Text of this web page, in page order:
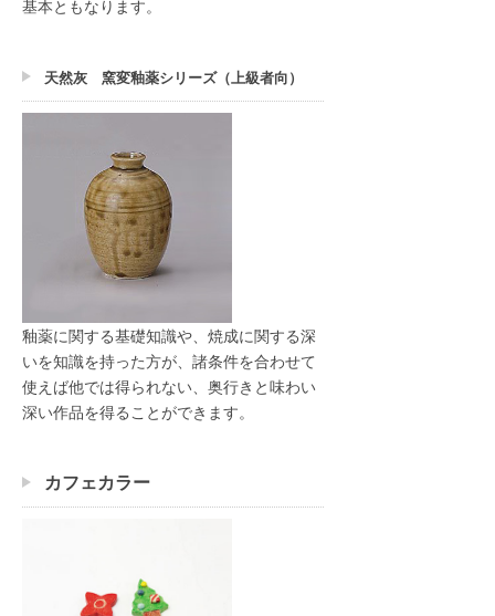
基本ともなります。
天然灰 窯変釉薬シリーズ（上級者向）
釉薬に関する基礎知識や、焼成に関する深
いを知識を持った方が、諸条件を合わせて
使えば他では得られない、奥行きと味わい
深い作品を得ることができます。
カフェカラー